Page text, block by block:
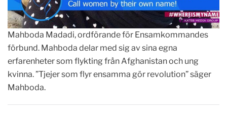
Mahboda Madadi, ordförande för Ensamkommandes
förbund. Mahboda delar med sig av sina egna
erfarenheter som flykting från Afghanistan och ung
kvinna. ”Tjejer som flyr ensamma gör revolution” säger
Mahboda.